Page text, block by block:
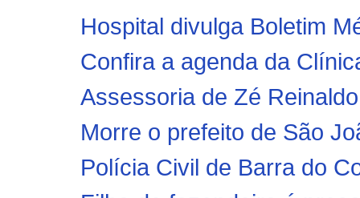
Hospital divulga Boletim
Confira a agenda da
Assessoria de Zé
Morre o prefeito de São
Polícia Civil de Barra do